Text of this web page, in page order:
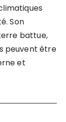
Son
battue,
peuvent être
et